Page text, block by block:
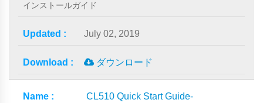
インストールガイド
July 02, 2019
ダウンロード
CL510 Quick Start Guide-